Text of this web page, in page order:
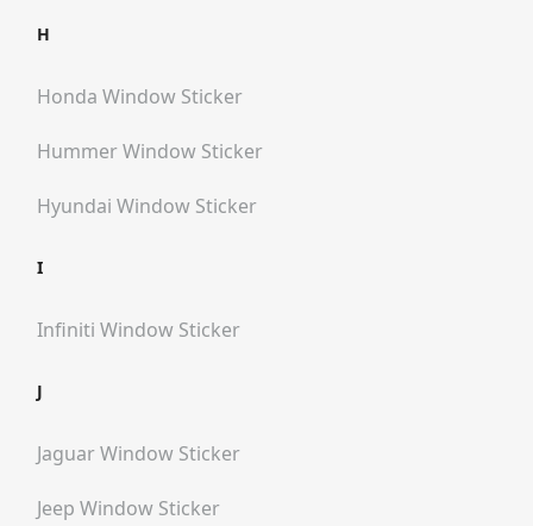
H
Honda Window Sticker
HummerWindow Sticker
Hyundai Window Sticker
I
Infiniti Window Sticker
J
JaguarWindow Sticker
Jeep Window Sticker